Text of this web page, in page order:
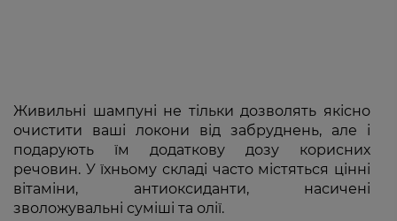
Живильні шампуні не тільки дозволять якісно
очистити ваші локони від забруднень, але і
подарують їм додаткову дозу корисних
речовин. У їхньому складі часто містяться цінні
вітаміни, антиоксиданти, насичені
зволожувальні суміші та олії.